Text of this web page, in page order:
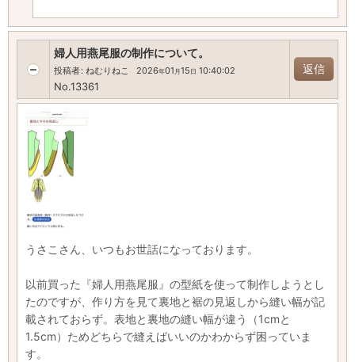
婦人用燕尾服の制作について。
投稿者: ねむりねこ 2026年01 月15 日 10:40:02
No.13361
返信
うさこさん、いつもお世話になっております。
以前買った『婦人用燕尾服』の型紙を使って制作しようとし
たのですが、作り方を見て裏地と裾の見返しから縫い幅が記
載されておらず。表地と裏地の縫い幅が違う（1cmと
1.5cm）ためどちらで縫えばいいのかわからず困っていま
す。